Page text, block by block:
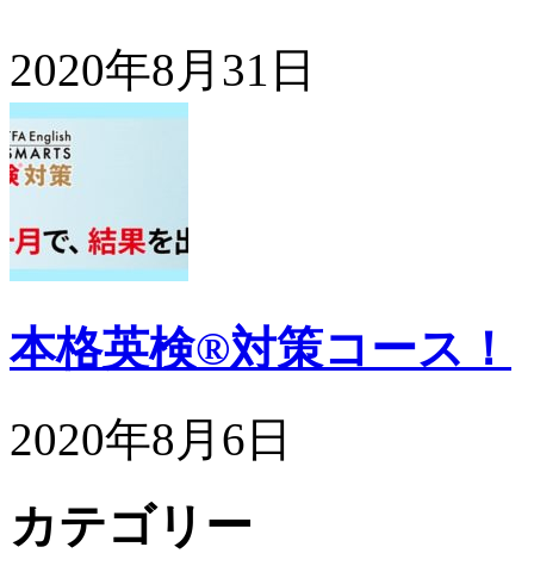
2020年8月31日
本格英検®対策コース！
2020年8月6日
カテゴリー